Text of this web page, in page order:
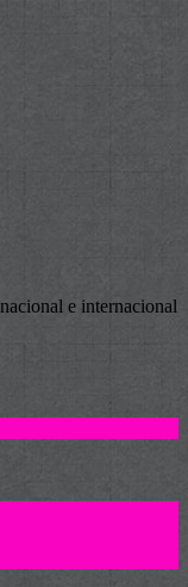
e internacional